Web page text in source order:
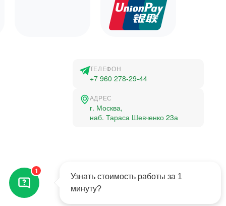
1
Узнать стоимость работы за 1
минуту?
ТЕЛЕФОН
+7 960 278-29-44
АДРЕС
г. Москва,
наб. Тараса Шевченко 23а
Все права защищены